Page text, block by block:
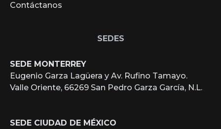
Contáctanos
SEDES
SEDE MONTERREY
Eugenio Garza Lagüera y Av. Rufino Tamayo.
Valle Oriente, 66269 San Pedro Garza García, N.L.
SEDE CIUDAD DE MÉXICO